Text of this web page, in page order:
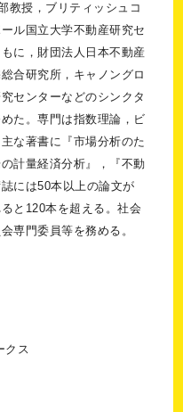
教授，ブリティッシュコ
ル国立大学不動産研究セ
に，財団法人日本不動産
合研究所，キャノングロ
センターなどのシンクタ
た。専門は指数理論，ビ
な著書に『市場分析のた
計量経済分析』，『不動
には50本以上の論文が
と120本を超える。社会
専門委員等を務める。
クス